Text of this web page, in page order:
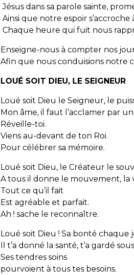
Jésus dans sa parole sainte,
Ainsi que notre espoir
Chaque heure qui fuit nous
Enseigne-nous à compter nos
Afin que nous conduisions notre
LOUÉ SOIT DIEU, LE SEIGNEUR
Loué soit Dieu le Seigneur, le
Mon âme, il faut l’acclamer par
Réveille-toi.
Viens au-devant de ton Roi.
Pour célébrer sa mémoire.
Loué soit Dieu, le Créateur le
A tous il donne le mouvement, la
Tout ce qu’il fait
Est agréable et parfait.
Ah ! sache le reconnaître.
Loué soit Dieu ! Sa bonté chaque
Il t’a donné la santé, t’a gardé
Ses tendres soins
pourvoient à tous tes besoins.